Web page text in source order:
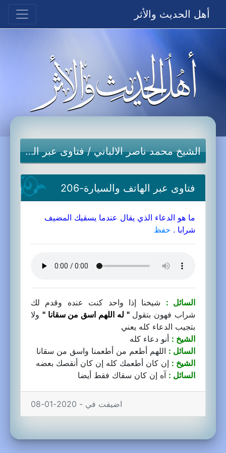
أهل الحديث والأثر
الشيخ محمد ناصر الالباني/فتاوى عبر الهاتف والسيارة
فتاوى عبر الهاتف والسيارة-206
ما هو الدعاء الذي يقال عندما يسقيك المضيف
شرابا . حفظ
السائل : شيخنا إذا واحد كنت عنده وقدم لك
شراب فهون بتقول" له اللهم اسق من سقانا " ولا
بتجيب الدعاء كله يعني
الشيخ : أنو دعاء كله
السائل : اللهم أطعم من أطعمنا واسق من سقانا
الشيخ : إن كان أطعمك كله إن كان أنقصك بعضه
السائل : آه إن كان سقاك فقط أيضا
اضيفت في - 2020-01-08